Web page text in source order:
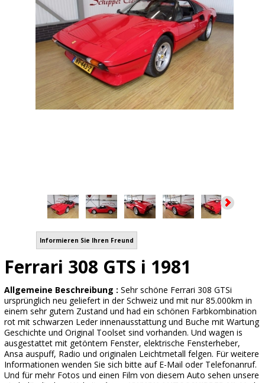
Informieren Sie Ihren Freund
Ferrari 308 GTS i 1981
Allgemeine Beschreibung : Sehr schöne Ferrari 308 GTSi
ursprünglich neu geliefert in der Schweiz und mit nur 85.000km in
einem sehr gutem Zustand und had ein schönen Farbkombination
rot mit schwarzen Leder innenausstattung und Buche mit Wartung
Geschichte und Original Toolset sind vorhanden. Und wagen is
ausgestattet mit getöntem Fenster, elektrische Fensterheber,
Ansa auspuff, Radio und originalen Leichtmetall felgen. Für weitere
Informationen wenden Sie sich bitte auf E-Mail oder Telefonanruf.
Und für mehr Fotos und einen Film von diesem Auto sehen unsere